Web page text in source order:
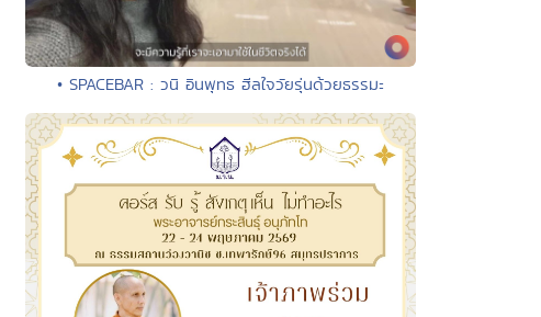
• SPACEBAR : วนิ อินพุทธ ฮีลใจวัยรุ่นด้วยธรรมะ